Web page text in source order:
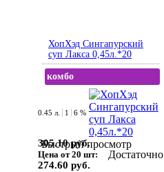
ХопХэд Сингапурский
суп Лакса 0,45л.*20
комбо
Быстрый просмотр
0.45 л. 1 6 %
305.10 руб.
Цена от 20 шт:
274.60 руб.
Достаточно